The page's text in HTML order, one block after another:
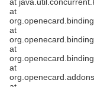
at
at
at
at
at